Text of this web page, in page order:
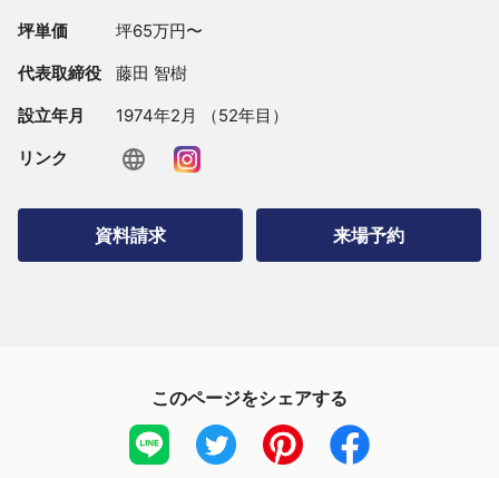
坪単価 坪65万円〜
代表取締役 藤田 智樹
設立年月 1974年2月 （52年目）
リンク
資料請求 来場予約
このページをシェアする